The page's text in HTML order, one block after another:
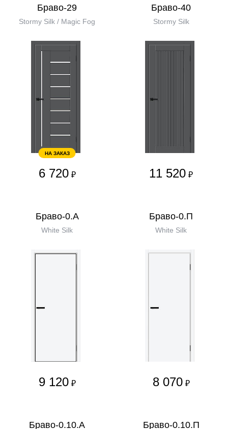
Браво-29
Stormy Silk / Magic Fog
НА ЗАКАЗ
6 720 ₽
Браво-40
Stormy Silk
11 520 ₽
Браво-0.А
White Silk
9 120 ₽
Браво-0.П
White Silk
8 070 ₽
Браво-0.10.А Браво-0.10.П